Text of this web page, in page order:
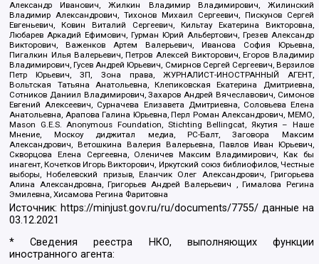
Александр Иванович, Жилкин Владимир Владимирович, Жилинский
Владимир Александрович, Тихонов Михаил Сергеевич, Пискунов Сергей
Евгеньевич, Ковин Виталий Сергеевич, Кильтау Екатерина Викторовна,
Любарев Аркадий Ефимович, Гурман Юрий Альбертович, Грезев Александр
Викторович, Важенков Артем Валерьевич, Иванова София Юрьевна,
Пигалкин Илья Валерьевич, Петров Алексей Викторович, Егоров Владимир
Владимирович, Гусев Андрей Юрьевич, Смирнов Сергей Сергеевич, Верзилов
Петр Юрьевич, ЗП, Зона права, ЖУРНАЛИСТ-ИНОСТРАННЫЙ АГЕНТ,
Вольтская Татьяна Анатольевна, Клепиковская Екатерина Дмитриевна,
Сотников Даниил Владимирович, Захаров Андрей Вячеславович, Симонов
Евгений Алексеевич, Сурначева Елизавета Дмитриевна, Соловьева Елена
Анатольевна, Арапова Галина Юрьевна, Перл Роман Александрович, МЕМО,
Mason G.E.S. Anonymous Foundation, Stichting Bellingcat, Якутия – Наше
Мнение, Москоу диджитал медиа, РС-Балт, Заговора Максим
Александрович, Ветошкина Валерия Валерьевна, Павлов Иван Юрьевич,
Скворцова Елена Сергеевна, Оленичев Максим Владимирович, Как бы
инагент, Кочетков Игорь Викторович, Иркутский союз библиофилов, Честные
выборы, Нобелевский призыв, Еланчик Олег Александрович, Григорьева
Алина Александровна, Григорьев Андрей Валерьевич , Гималова Регина
Эмилевна, Хисамова Регина Фаритовна
Источник: https://minjust.gov.ru/ru/documents/7755/ данные на
03.12.2021
* Сведения реестра НКО, выполняющих функции
иностранного агента: